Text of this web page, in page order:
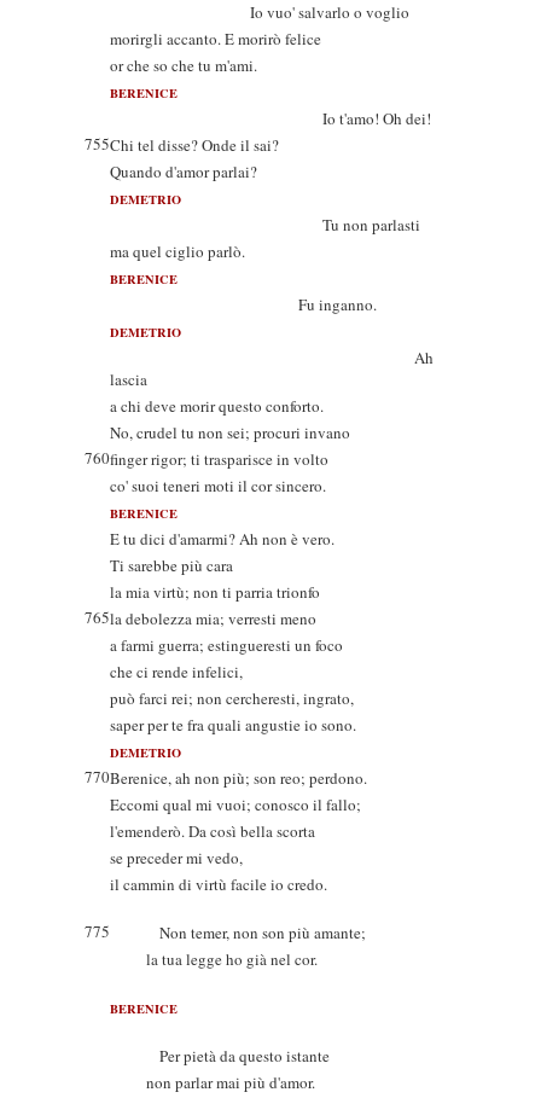
Io vuo' salvarlo o voglio
morirgli accanto. E morirò felice
or che so che tu m'ami.
BERENICE
Io t'amo! Oh dei!
755Chi tel disse? Onde il sai?
Quando d'amor parlai?
DEMETRIO
Tu non parlasti
ma quel ciglio parlò.
BERENICE
Fu inganno.
DEMETRIO
Ah
lascia
a chi deve morir questo conforto.
No, crudel tu non sei; procuri invano
760finger rigor; ti trasparisce in volto
co' suoi teneri moti il cor sincero.
BERENICE
E tu dici d'amarmi? Ah non è vero.
Ti sarebbe più cara
la mia virtù; non ti parria trionfo
765la debolezza mia; verresti meno
a farmi guerra; estingueresti un foco
che ci rende infelici,
può farci rei; non cercheresti, ingrato,
saper per te fra quali angustie io sono.
DEMETRIO
770Berenice, ah non più; son reo; perdono.
Eccomi qual mi vuoi; conosco il fallo;
l'emenderò. Da così bella scorta
se preceder mi vedo,
il cammin di virtù facile io credo.
775
Non temer, non son più amante;
la tua legge ho già nel cor.
BERENICE
Per pietà da questo istante
non parlar mai più d'amor.